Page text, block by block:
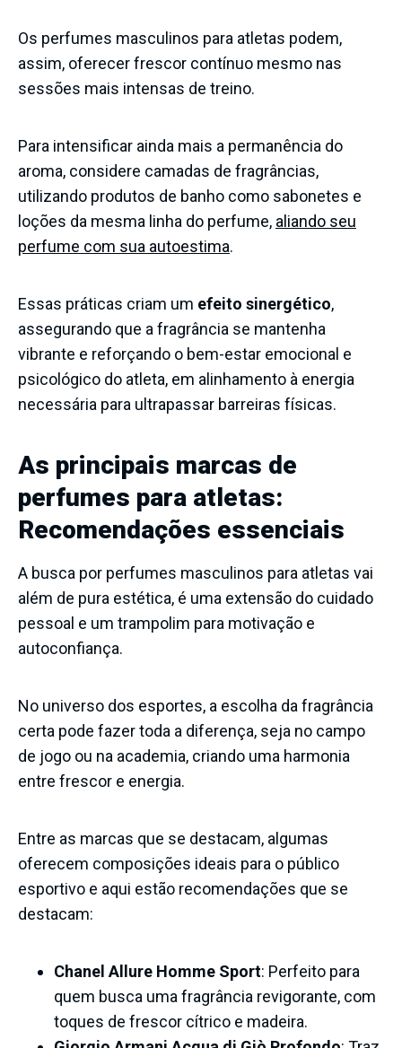
Os perfumes masculinos para atletas podem,
assim, oferecer frescor contínuo mesmo nas
sessões mais intensas de treino.
Para intensificar ainda mais a permanência do
aroma, considere camadas de fragrâncias,
utilizando produtos de banho como sabonetes e
loções da mesma linha do perfume, aliando seu
perfume com sua autoestima.
Essas práticas criam um efeito sinergético,
assegurando que a fragrância se mantenha
vibrante e reforçando o bem-estar emocional e
psicológico do atleta, em alinhamento à energia
necessária para ultrapassar barreiras físicas.
As principais marcas de
perfumes para atletas:
Recomendações essenciais
A busca por perfumes masculinos para atletas vai
além de pura estética, é uma extensão do cuidado
pessoal e um trampolim para motivação e
autoconfiança.
No universo dos esportes, a escolha da fragrância
certa pode fazer toda a diferença, seja no campo
de jogo ou na academia, criando uma harmonia
entre frescor e energia.
Entre as marcas que se destacam, algumas
oferecem composições ideais para o público
esportivo e aqui estão recomendações que se
destacam:
Chanel Allure Homme Sport: Perfeito para
quem busca uma fragrância revigorante, com
toques de frescor cítrico e madeira.